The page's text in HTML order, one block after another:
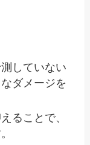
していない
ダメージを
ることで、